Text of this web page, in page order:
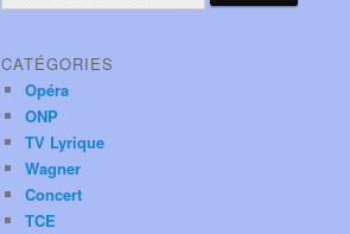
CATÉGORIES
Opéra
ONP
TV Lyrique
Wagner
Concert
TCE